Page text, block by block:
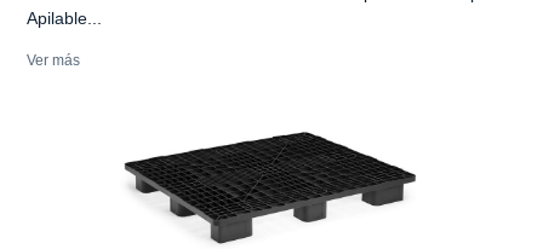
Apilable...
Ver más